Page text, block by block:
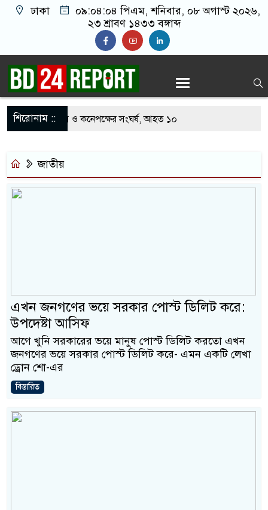
ঢাকা ০৯:০৪:০৪ পিএম, শনিবার, ০৮ অগাস্ট ২০২৬,
২৩ শ্রাবণ ১৪৩৩ বঙ্গাব্দ
শিরোনাম ::
খাবার নিয়ে বর ও কনেপক্ষের সংঘর্ষ, আহত ১০
শঙ্কায় দেশজুড়ে পুলিশের সতর্কতা জারি
আ.লীগের গোপন বৈঠক থেকে গ্রেপ্তার ৬
ফিরলে দায়ী থাকবে জামায়াত-এনসিপি: রাশেদ খাঁন
হারিয়েছে বর্তমান সরকার: নাহিদ ইসলাম
করতে ন্যাটোভুক্ত দেশে হামলা চালাতে পারে রাশিয়া
জাতীয়
এখন জনগণের ভয়ে সরকার পোস্ট ডিলিট করে:
উপদেষ্টা আসিফ
আগে খুনি সরকারের ভয়ে মানুষ পোস্ট ডিলিট করতো এখন
জনগণের ভয়ে সরকার পোস্ট ডিলিট করে- এমন একটি লেখা
ড্রোন শো-এর
বিস্তারিত